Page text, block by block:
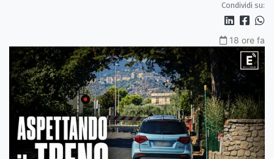
Condividi su:
18 ore fa